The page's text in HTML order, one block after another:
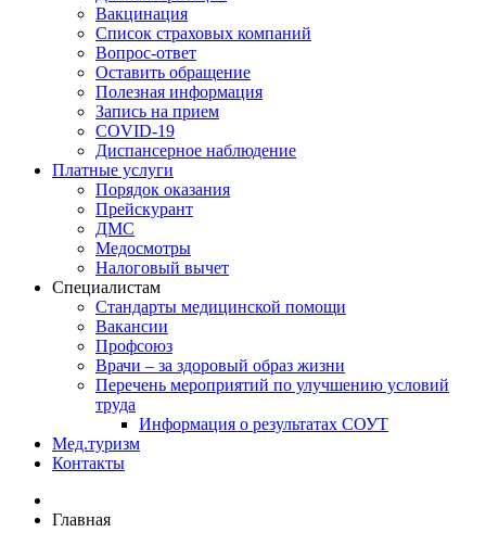
Вакцинация
Список страховых компаний
Вопрос-ответ
Оставить обращение
Полезная информация
Запись на прием
COVID-19
Диспансерное наблюдение
Платные услуги
Порядок оказания
Прейскурант
ДМС
Медосмотры
Налоговый вычет
Специалистам
Стандарты медицинской помощи
Вакансии
Профсоюз
Врачи – за здоровый образ жизни
Перечень мероприятий по улучшению условий
труда
Информация о результатах СОУТ
Мед.туризм
Контакты
Главная